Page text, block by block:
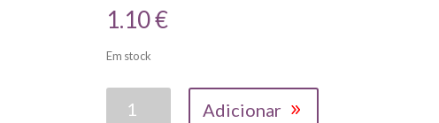
1.10€
Em stock
Adicionar